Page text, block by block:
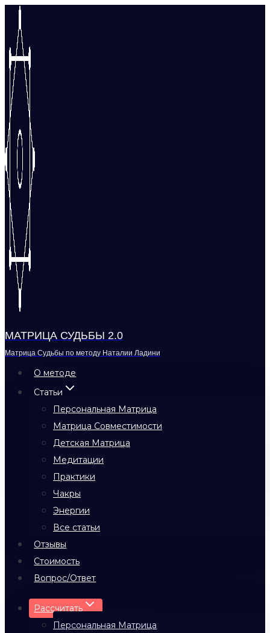
Перейти
содержимому
МАТРИЦА СУДЬБЫ 2.0
Матрица Судьбы по методу Наталии Ладини
О методе
Статьи
Персональная Матрица
Матрица Совместимости
Детская Матрица
Медитации
Практики
Чакры
Энергии
Все статьи
Отзывы
Стоимость
Вопрос/Ответ
Рассчитать
Персональная Матрица